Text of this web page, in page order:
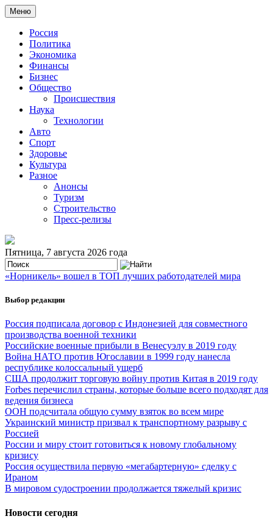
Меню
Россия
Политика
Экономика
Финансы
Бизнес
Общество
Происшествия
Наука
Технологии
Авто
Спорт
Здоровье
Культура
Разное
Анонсы
Туризм
Строительство
Пресс-релизы
Пятница, 7 августа 2026 года
«Норникель» вошел в ТОП лучших работодателей мира
Выбор редакции
Россия подписала договор с Индонезией для совместного
производства военной техники
Российские военные прибыли в Венесуэлу в 2019 году
Война НАТО против Югославии в 1999 году нанесла
республике колоссальный ущерб
США продолжит торговую войну против Китая в 2019 году
Forbes перечислил страны, которые больше всего подходят для
ведения бизнеса
ООН подсчитала общую сумму взяток во всем мире
Украинский министр призвал к транспортному разрыву с
Россией
России и миру стоит готовиться к новому глобальному
кризису
Россия осуществила первую «мегабартерную» сделку с
Ираном
В мировом судостроении продолжается тяжелый кризис
Новости сегодня